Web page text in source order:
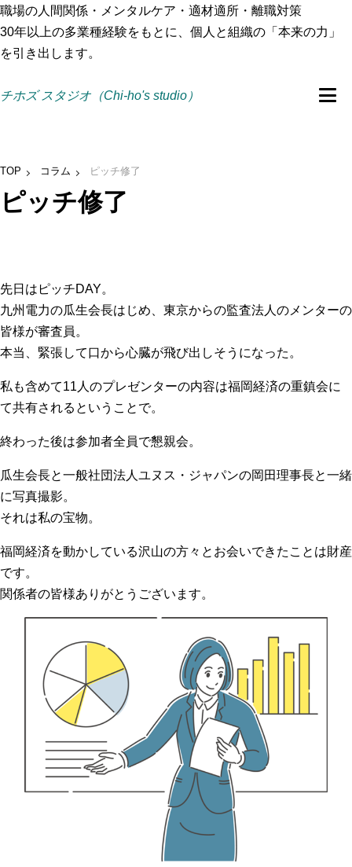
職場の人間関係・メンタルケア・適材適所・離職対策
30年以上の多業種経験をもとに、個人と組織の「本来の力」
を引き出します。
チホズ スタジオ（Chi-ho's studio）
TOP コラム ピッチ修了
ピッチ修了
先日はピッチDAY。
九州電力の瓜生会長はじめ、東京からの監査法人のメンターの
皆様が審査員。
本当、緊張して口から心臓が飛び出しそうになった。
私も含めて11人のプレゼンターの内容は福岡経済の重鎮会に
て共有されるということで。
終わった後は参加者全員で懇親会。
瓜生会長と一般社団法人ユヌス・ジャパンの岡田理事長と一緒
に写真撮影。
それは私の宝物。
福岡経済を動かしている沢山の方々とお会いできたことは財産
です。
関係者の皆様ありがとうございます。